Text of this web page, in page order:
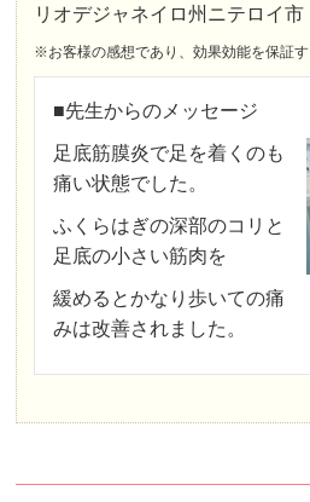
リオデジャネイロ州ニテロイ
※お客様の感想であり、効果効能を保証す
■先生からのメッセージ
足底筋膜炎で足を着くのも
痛い状態でした。
ふくらはぎの深部のコリと
足底の小さい筋肉を
緩めるとかなり歩いての痛
みは改善されました。